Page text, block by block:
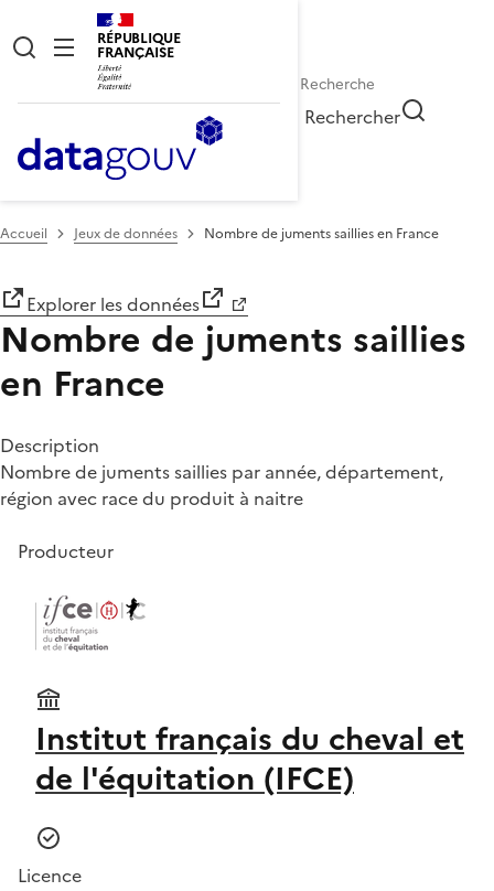
RÉPUBLIQUE
FRANÇAISE
Rechercher
Accueil Jeux de données Nombre de juments saillies en France
Explorer les données
Nombre de juments saillies
en France
Description
Nombre de juments saillies par année, département,
région avec race du produit à naitre
Producteur
Institut français du cheval et
de l'équitation (IFCE)
Licence